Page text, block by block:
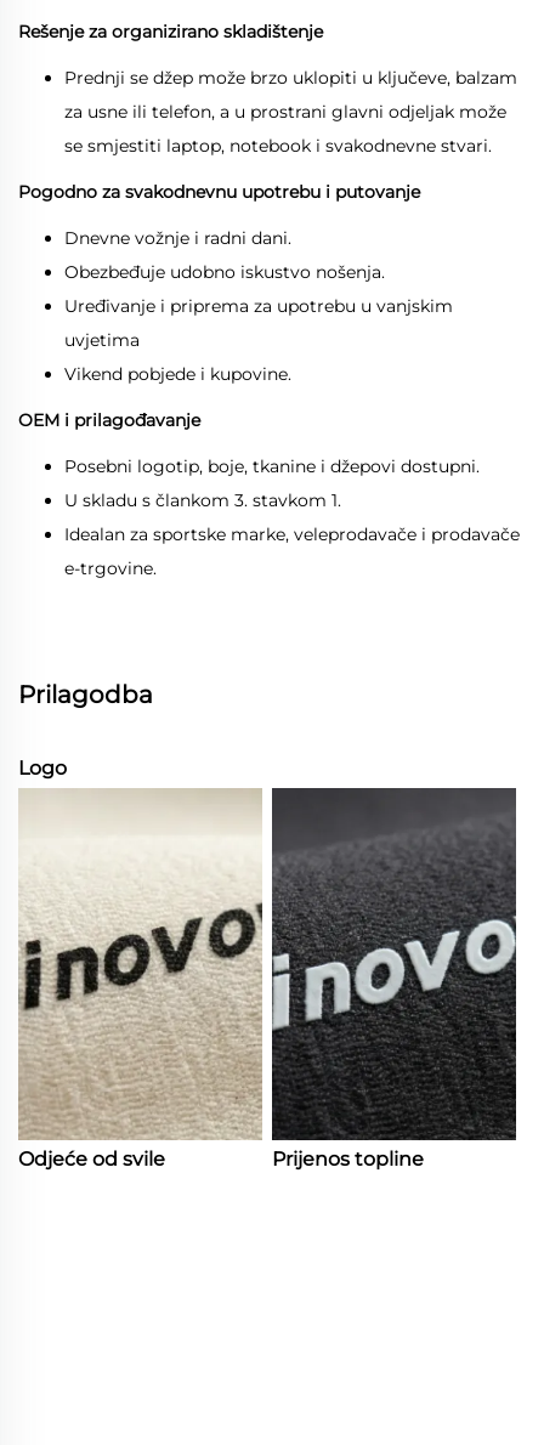
Rešenje za organizirano skladištenje
Prednji se džep može brzo uklopiti u ključeve, balzam
za usne ili telefon, a u prostrani glavni odjeljak može
se smjestiti laptop, notebook i svakodnevne stvari.
Pogodno za svakodnevnu upotrebu i putovanje
Dnevne vožnje i radni dani.
Obezbeđuje udobno iskustvo nošenja.
Uređivanje i priprema za upotrebu u vanjskim
uvjetima
Vikend pobjede i kupovine.
OEM i prilagođavanje
Posebni logotip, boje, tkanine i džepovi dostupni.
U skladu s člankom 3. stavkom 1.
Idealan za sportske marke, veleprodavače i prodavače
e-trgovine.
Prilagodba
Logo
Odjeće od svile Prijenos topline